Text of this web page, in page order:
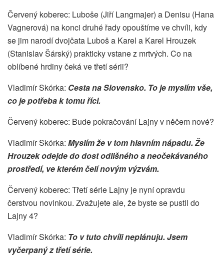
Červený koberec: Luboše (Jiří Langmajer) a Denisu (Hana
Vagnerová) na konci druhé řady opouštíme ve chvíli, kdy
se jim narodí dvojčata Luboš a Karel a Karel Hrouzek
(Stanislav Šárský) prakticky vstane z mrtvých. Co na
oblíbené hrdiny čeká ve třetí sérii?
Vladimír Skórka: Cesta na Slovensko. To je myslím vše,
co je potřeba k tomu říci.
Červený koberec: Bude pokračování Lajny v něčem nové?
Vladimír Skórka: Myslím že v tom hlavním nápadu. Že
Hrouzek odejde do dost odlišného a neočekávaného
prostředí, ve kterém čelí novým výzvám.
Červený koberec: Třetí série Lajny je nyní opravdu
čerstvou novinkou. Zvažujete ale, že byste se pustil do
Lajny 4?
Vladimír Skórka: To v tuto chvíli neplánuju. Jsem
vyčerpaný z třetí série.